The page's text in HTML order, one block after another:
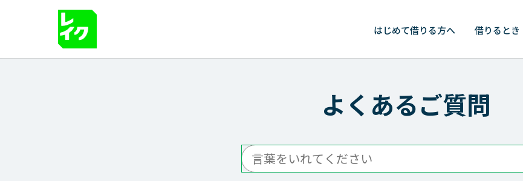
はじめて借りる方へ 借りるとき
よくあるご質問